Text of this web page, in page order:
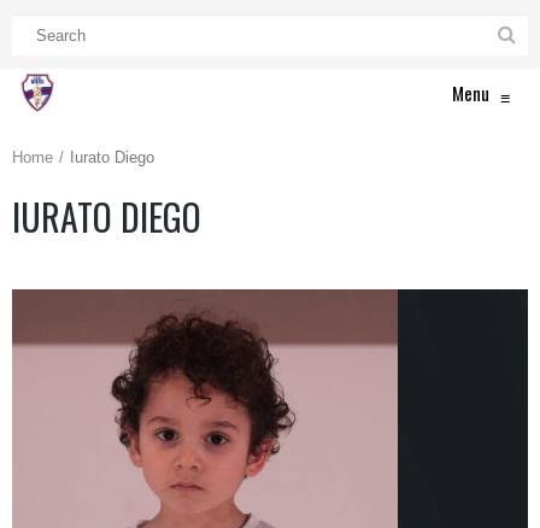
Menu ≡
Home Iurato Diego
IURATO DIEGO